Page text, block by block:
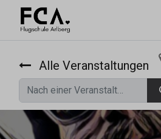
Alle Veranstaltungen